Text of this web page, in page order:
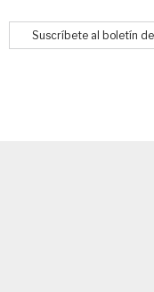
Suscríbete al boletín de